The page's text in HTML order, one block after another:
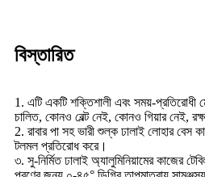
বিস্তারিত
1. এটি একটি শক্তিশালী এবং সময়-প্রতিরোধী
চালিত, কোনও বেল্ট নেই, কোনও গিয়ার নেই,
2. রাবার পা সহ ভারী শুল্ক ঢালাই লোহার বেস
টলমল প্রতিরোধ করে।
৩. সু-নির্মিত ঢালাই অ্যালুমিনিয়ামের কাজের